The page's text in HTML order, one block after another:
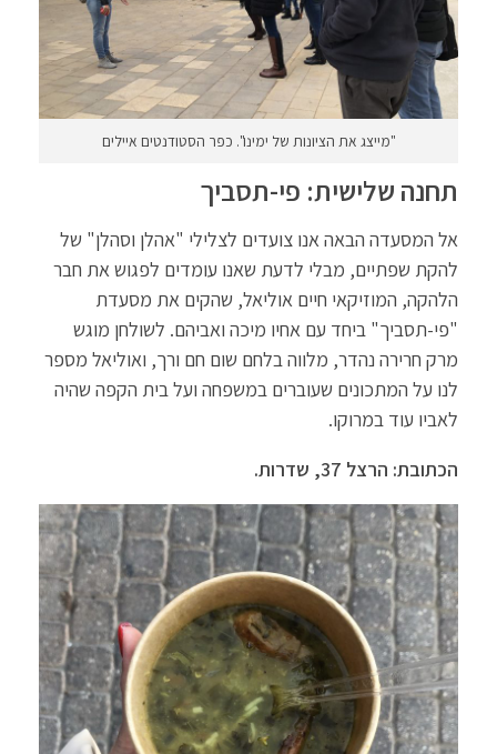
"מייצג את הציונות של ימינו". כפר הסטודנטים איילים
תחנה שלישית: פי-תסביך
אל המסעדה הבאה אנו צועדים לצלילי "אהלן וסהלן" של
להקת שפתיים, מבלי לדעת שאנו עומדים לפגוש את חבר
הלהקה, המוזיקאי חיים אוליאל, שהקים את מסעדת
"פי-תסביך" ביחד עם אחיו מיכה ואביהם. לשולחן מוגש
מרק חרירה נהדר, מלווה בלחם שום חם ורך, ואוליאל מספר
לנו על המתכונים שעוברים במשפחה ועל בית הקפה שהיה
לאביו עוד במרוקו.
הכתובת: הרצל 37, שדרות.